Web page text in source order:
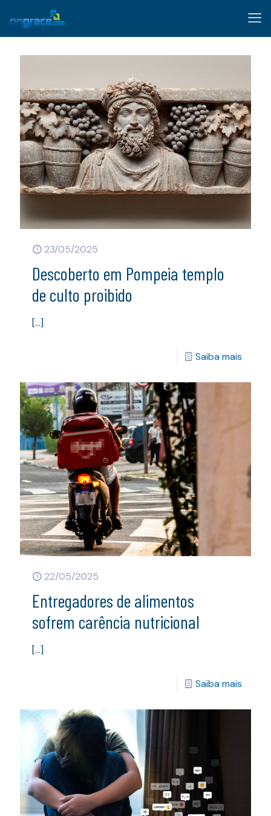
23/05/2025
Descoberto em Pompeia templo
de culto proibido
[…]
Saiba mais
22/05/2025
Entregadores de alimentos
sofrem carência nutricional
[…]
Saiba mais